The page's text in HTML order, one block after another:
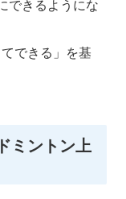
できるようにな
できる」を基
ミントン上